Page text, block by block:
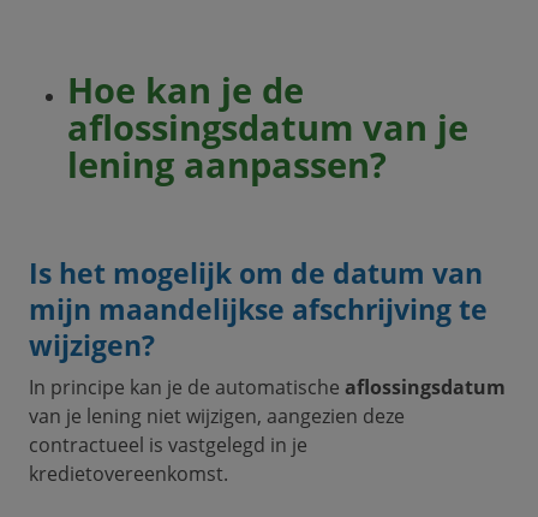
Hoe kan je de
aflossingsdatum van je
lening aanpassen?
Is het mogelijk om de datum van
mijn maandelijkse afschrijving te
wijzigen?
In principe kan je de automatische aflossingsdatum
van je lening niet wijzigen, aangezien deze
contractueel is vastgelegd in je
kredietovereenkomst.